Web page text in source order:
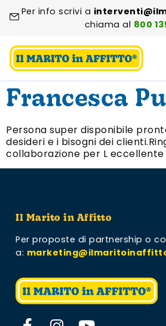
Per info scrivi a
chiama al 800
Francesca
Persona super disponibile
desideri e i bisogni dei
collaborazione per L
Il Marito in Affitto
Per proposte di partnership o
a: